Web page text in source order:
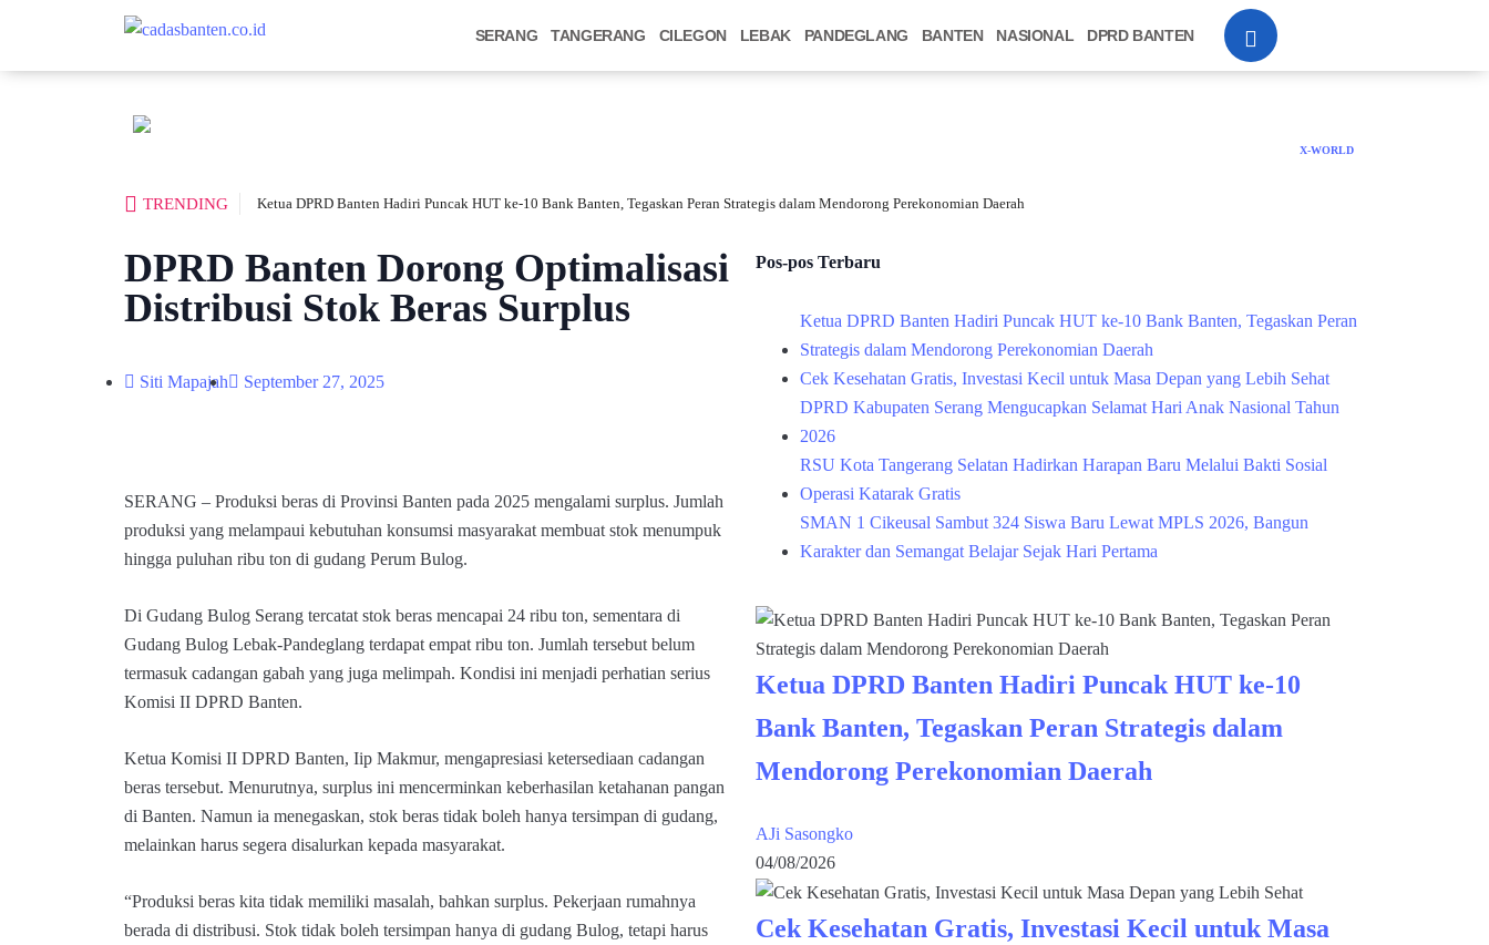
SERANG TANGERANG CILEGON LEBAK PANDEGLANG BANTEN NASIONAL DPRD BANTEN
X-WORLD
TRENDING Ketua DPRD Banten Hadiri Puncak HUT ke-10 Bank Banten, Tegaskan Peran Strategis dalam Mendorong Perekonomian Daerah
DPRD Banten Dorong Optimalisasi
Distribusi Stok Beras Surplus
Siti Mapajah September 27, 2025
SERANG – Produksi beras di Provinsi Banten pada 2025 mengalami surplus. Jumlah
produksi yang melampaui kebutuhan konsumsi masyarakat membuat stok menumpuk
hingga puluhan ribu ton di gudang Perum Bulog.
Di Gudang Bulog Serang tercatat stok beras mencapai 24 ribu ton, sementara di
Gudang Bulog Lebak-Pandeglang terdapat empat ribu ton. Jumlah tersebut belum
termasuk cadangan gabah yang juga melimpah. Kondisi ini menjadi perhatian serius
Komisi II DPRD Banten.
Ketua Komisi II DPRD Banten, Iip Makmur, mengapresiasi ketersediaan cadangan
beras tersebut. Menurutnya, surplus ini mencerminkan keberhasilan ketahanan pangan
di Banten. Namun ia menegaskan, stok beras tidak boleh hanya tersimpan di gudang,
melainkan harus segera disalurkan kepada masyarakat.
“Produksi beras kita tidak memiliki masalah, bahkan surplus. Pekerjaan rumahnya
berada di distribusi. Stok tidak boleh tersimpan hanya di gudang Bulog, tetapi harus
Pos-pos Terbaru
Ketua DPRD Banten Hadiri Puncak HUT ke-10 Bank Banten, Tegaskan Peran
Strategis dalam Mendorong Perekonomian Daerah
Cek Kesehatan Gratis, Investasi Kecil untuk Masa Depan yang Lebih Sehat
DPRD Kabupaten Serang Mengucapkan Selamat Hari Anak Nasional Tahun
2026
RSU Kota Tangerang Selatan Hadirkan Harapan Baru Melalui Bakti Sosial
Operasi Katarak Gratis
SMAN 1 Cikeusal Sambut 324 Siswa Baru Lewat MPLS 2026, Bangun
Karakter dan Semangat Belajar Sejak Hari Pertama
Ketua DPRD Banten Hadiri Puncak HUT ke-10
Bank Banten, Tegaskan Peran Strategis dalam
Mendorong Perekonomian Daerah
AJi Sasongko
04/08/2026
Cek Kesehatan Gratis, Investasi Kecil untuk Masa